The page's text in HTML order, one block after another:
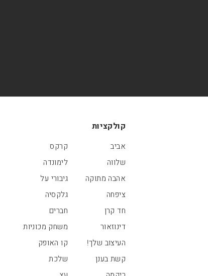
קולקציות
אביב
קרקס
שלווה
לימונדה
אהבה מתוקה
גיבורי על
ציפחה
גלקסיה
חד קרן
חברים
דינוזאור
משחק מכוניות
העיצוב שלך!
קו האופק
קשת בענן
שלכת